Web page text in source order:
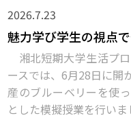
2026.7.23
魅力学び学生の視点
湘北短期大学生活プ
ースでは、6月28日に開
産のブルーベリーを使
とした模擬授業を行いま